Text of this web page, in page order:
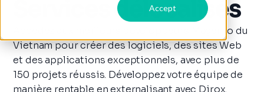
Accept
Services délocalisés
Accédez aux meilleurs développeurs Magento du
Vietnam pour créer des logiciels, des sites Web
et des applications exceptionnels, avec plus de
150 projets réussis. Développez votre équipe de
manière rentable en externalisant avec Dirox.